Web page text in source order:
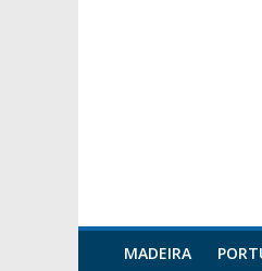
MADEIRA